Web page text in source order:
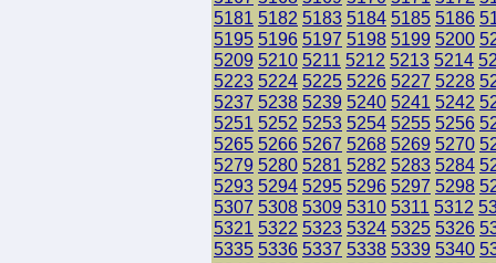
5181 5182 5183 5184 5185 5186
5195 5196 5197 5198 5199 5200
5209 5210 5211 5212 5213 5214
5223 5224 5225 5226 5227 5228
5237 5238 5239 5240 5241 5242
5251 5252 5253 5254 5255 5256
5265 5266 5267 5268 5269 5270
5279 5280 5281 5282 5283 5284
5293 5294 5295 5296 5297 5298
5307 5308 5309 5310 5311 5312
5321 5322 5323 5324 5325 5326
5335 5336 5337 5338 5339 5340